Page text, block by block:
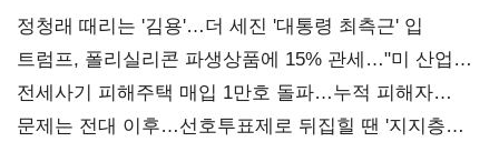
정청래 때리는 '김용'…더 세진 '대통령 최측근' 입
트럼프, 폴리실리콘 파생상품에 15% 관세…"미 산업
재건"
전세사기 피해주택 매입 1만호 돌파…누적 피해자
4만278명
문제는 전대 이후…선호투표제로 뒤집힐 땐 '지지층